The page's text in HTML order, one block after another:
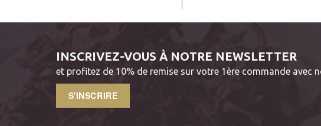
INSCRIVEZ-VOUS À NOTRE NEWSLETTER
et profitez de 10% de remise sur votre 1ère commande avec
S'INSCRIRE